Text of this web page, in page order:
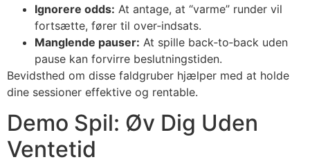
Ignorere odds: At antage, at “varme” runder vil
fortsætte, fører til over‑indsats.
Manglende pauser: At spille back‑to‑back uden
pause kan forvirre beslutningstiden.
Bevidsthed om disse faldgruber hjælper med at holde
dine sessioner effektive og rentable.
Demo Spil: Øv Dig Uden
Ventetid